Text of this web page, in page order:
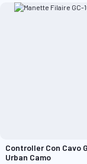
Controller Con Cavo
Urban Camo